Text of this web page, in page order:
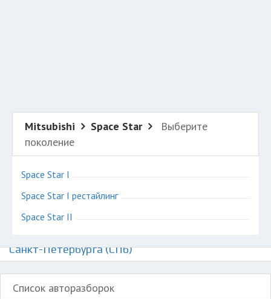
Mitsubishi Space Star
Выберите
поколение
Space Star I
Space Star I рестайлинг
Space Star II
Санкт-Петербурга (СПб)
Список авторазборок